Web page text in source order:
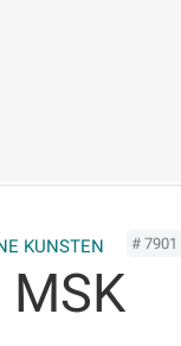
KUNSTEN # 7901
MSK